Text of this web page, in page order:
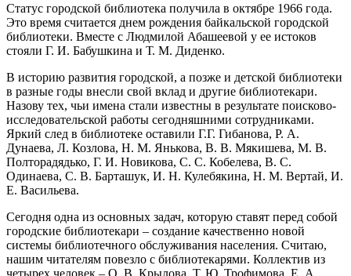
Статус городской библиотека получила в октябре 1966 года.
Это время считается днем рождения байкальской городской
библиотеки. Вместе с Людмилой Абашеевой у ее истоков
стояли Г. И. Бабушкина и Т. М. Диденко.
В историю развития городской, а позже и детской библиотеки
в разные годы внесли свой вклад и другие библиотекари.
Назову тех, чьи имена стали известны в результате поисково-
исследовательской работы сегодняшними сотрудниками.
Яркий след в библиотеке оставили Г.Г. Гибанова, Р. А.
Дунаева, Л. Козлова, Н. М. Янькова, В. В. Мякишева, М. В.
Полторадядько, Г. И. Новикова, С. С. Кобелева, В. С.
Одинаева, С. В. Барташук, И. Н. Кулебякина, Н. М. Вертай, И.
Е. Васильева.
Сегодня одна из основных задач, которую ставят перед собой
городские библиотекари – создание качественно новой
системы библиотечного обслуживания населения. Считаю,
нашим читателям повезло с библиотекарями. Коллектив из
четырех человек – О. В. Крылова, Т. Ю. Трофимова, Е. А.